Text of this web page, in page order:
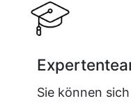
Sie können